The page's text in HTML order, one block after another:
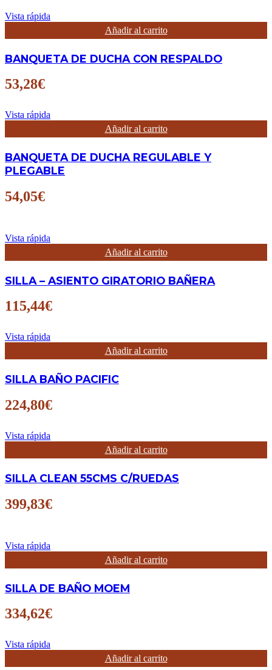
Vista rápida
Añadir al carrito
BANQUETA DE DUCHA CON RESPALDO
53,28€
Vista rápida
Añadir al carrito
BANQUETA DE DUCHA REGULABLE Y
PLEGABLE
54,05€
Vista rápida
Añadir al carrito
SILLA – ASIENTO GIRATORIO BAÑERA
115,44€
Vista rápida
Añadir al carrito
SILLA BAÑO PACIFIC
224,80€
Vista rápida
Añadir al carrito
SILLA CLEAN 55CMS C/RUEDAS
399,83€
Vista rápida
Añadir al carrito
SILLA DE BAÑO MOEM
334,62€
Vista rápida
Añadir al carrito